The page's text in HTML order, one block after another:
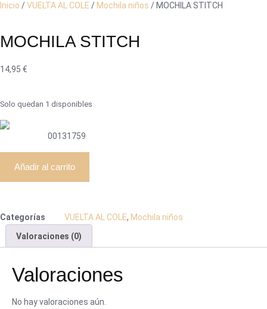
Inicio /VUELTA AL COLE / Mochila niños / MOCHILA STITCH
MOCHILA STITCH
14,95 €
Solo quedan 1 disponibles
00131759
Añadir al carrito
Categorías VUELTA AL COLE, Mochila niños
Valoraciones (0)
Valoraciones
No hay valoraciones aún.